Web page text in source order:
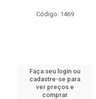
Código: 1469
Faça seu login ou
cadastre-se para
ver preços e
comprar